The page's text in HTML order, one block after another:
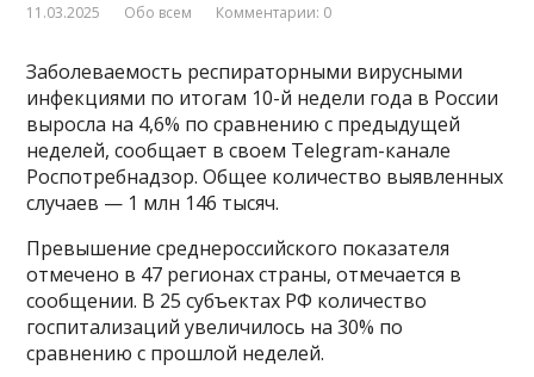
11.03.2025 Обо всем Комментарии: 0
Заболеваемость респираторными вирусными
инфекциями по итогам 10-й недели года в России
выросла на 4,6% по сравнению с предыдущей
неделей, сообщает в своем Telegram-канале
Роспотребнадзор. Общее количество выявленных
случаев — 1 млн 146 тысяч.
Превышение среднероссийского показателя
отмечено в 47 регионах страны, отмечается в
сообщении. В 25 субъектах РФ количество
госпитализаций увеличилось на 30% по
сравнению с прошлой неделей.